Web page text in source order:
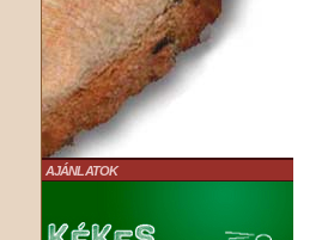
AJÁNLATOK